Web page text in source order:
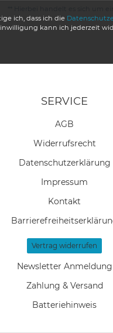
ich, dass ich die
kann ich jederzeit
SERVICE
AGB
Widerrufs­recht
Daten­schutz­erklärung
Impressum
Kontakt
Vertrag widerrufen
Newsletter Anmeldung
Zahlung & Versand
Batteriehinweis